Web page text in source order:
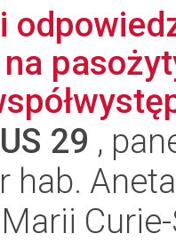
29 ,
hab.